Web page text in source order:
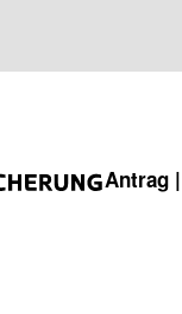
Antrag